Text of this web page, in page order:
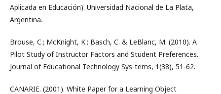
Aplicada en Educación). Universidad Nacional de La Plata,
Argentina.
Brouse, C.; McKnight, K.; Basch, C. & LeBlanc, M. (2010). A
Pilot Study of Instructor Factors and Student Preferences.
Journal of Educational Technology Sys-tems, 1(38), 51-62.
CANARIE. (2001). White Paper for a Learning Object